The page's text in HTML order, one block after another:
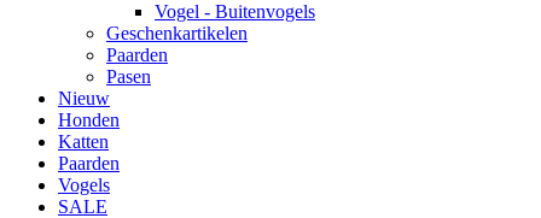
Vogel - Buitenvogels
Geschenkartikelen
Paarden
Pasen
Nieuw
Honden
Katten
Paarden
Vogels
SALE